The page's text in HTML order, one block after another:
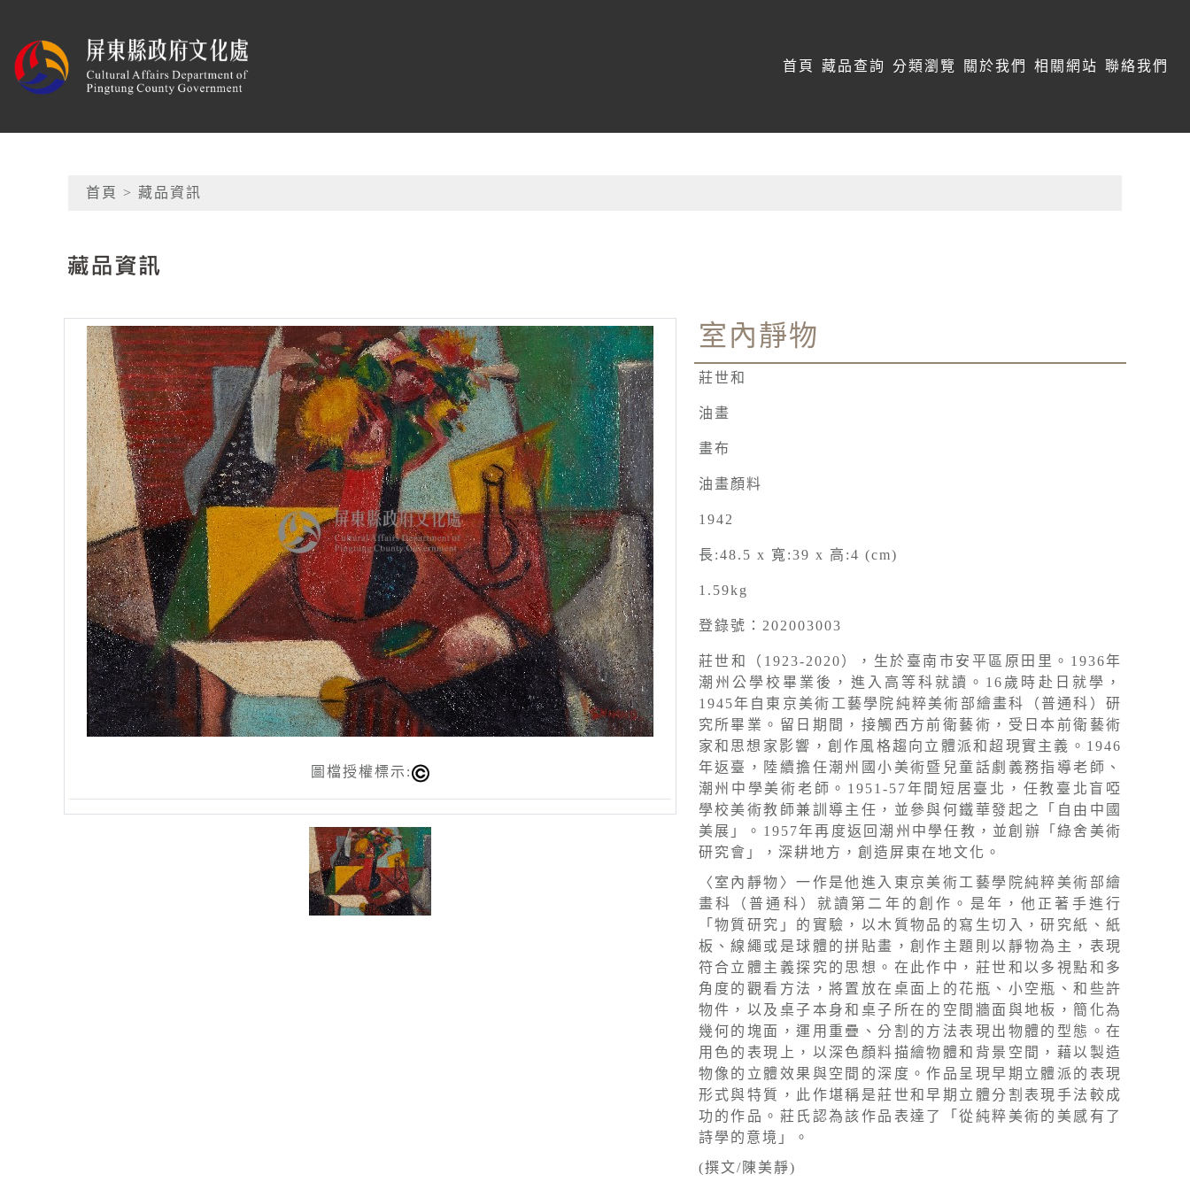
屏東縣政府文化處
網頁導覽
首頁 藏品查詢 分類瀏覽 關於我們 相關網站 聯絡我們
首頁 > 藏品資訊
圖檔授權標示:
室內靜物
莊世和
油畫
畫布
油畫顏料
1942
長:48.5 x 寬:39 x 高:4 (cm)
1.59kg
登錄號：202003003
莊世和（1923-2020），生於臺南市安平區原田里。1936年
潮州公學校畢業後，進入高等科就讀。16歲時赴日就學，
1945年自東京美術工藝學院純粹美術部繪畫科（普通科）研
究所畢業。留日期間，接觸西方前衛藝術，受日本前衛藝術
家和思想家影響，創作風格趨向立體派和超現實主義。1946
年返臺，陸續擔任潮州國小美術暨兒童話劇義務指導老師、
潮州中學美術老師。1951-57年間短居臺北，任教臺北盲啞
學校美術教師兼訓導主任，並參與何鐵華發起之「自由中國
美展」。1957年再度返回潮州中學任教，並創辦「綠舍美術
研究會」，深耕地方，創造屏東在地文化。
〈室內靜物〉一作是他進入東京美術工藝學院純粹美術部繪
畫科（普通科）就讀第二年的創作。是年，他正著手進行
「物質研究」的實驗，以木質物品的寫生切入，研究紙、紙
板、線繩或是球體的拼貼畫，創作主題則以靜物為主，表現
符合立體主義探究的思想。在此作中，莊世和以多視點和多
角度的觀看方法，將置放在桌面上的花瓶、小空瓶、和些許
物件，以及桌子本身和桌子所在的空間牆面與地板，簡化為
幾何的塊面，運用重疊、分割的方法表現出物體的型態。在
用色的表現上，以深色顏料描繪物體和背景空間，藉以製造
物像的立體效果與空間的深度。作品呈現早期立體派的表現
形式與特質，此作堪稱是莊世和早期立體分割表現手法較成
功的作品。莊氏認為該作品表達了「從純粹美術的美感有了
詩學的意境」。
(撰文/陳美靜)